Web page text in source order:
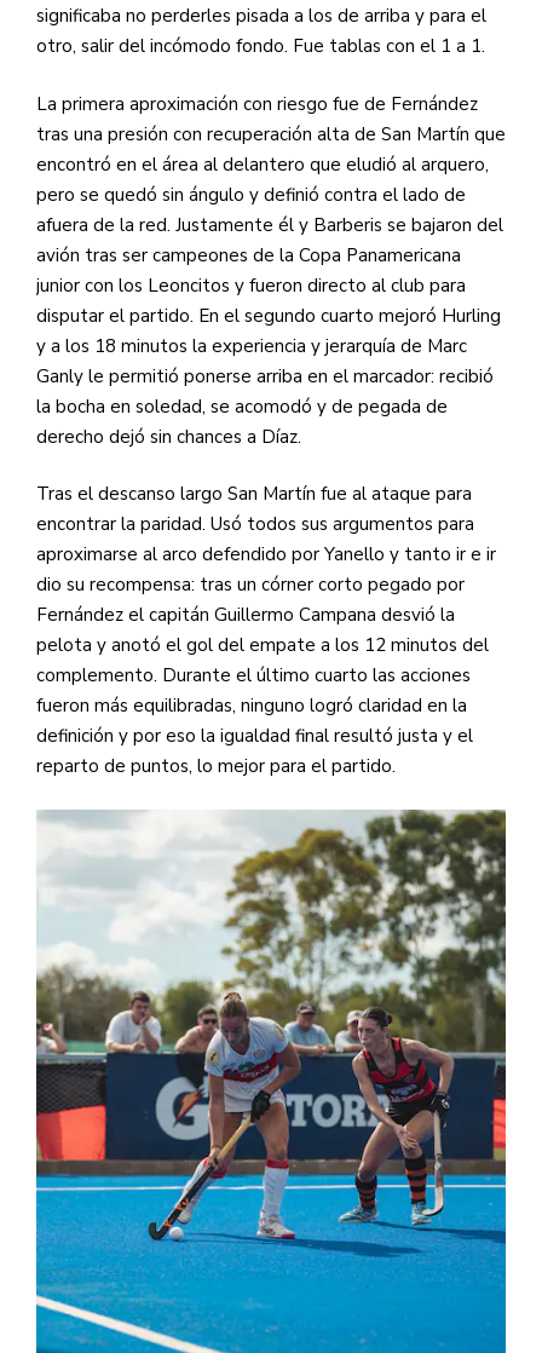
significaba no perderles pisada a los de arriba y para el
otro, salir del incómodo fondo. Fue tablas con el 1 a 1.
La primera aproximación con riesgo fue de Fernández
tras una presión con recuperación alta de San Martín que
encontró en el área al delantero que eludió al arquero,
pero se quedó sin ángulo y definió contra el lado de
afuera de la red. Justamente él y Barberis se bajaron del
avión tras ser campeones de la Copa Panamericana
junior con los Leoncitos y fueron directo al club para
disputar el partido. En el segundo cuarto mejoró Hurling
y a los 18 minutos la experiencia y jerarquía de Marc
Ganly le permitió ponerse arriba en el marcador: recibió
la bocha en soledad, se acomodó y de pegada de
derecho dejó sin chances a Díaz.
Tras el descanso largo San Martín fue al ataque para
encontrar la paridad. Usó todos sus argumentos para
aproximarse al arco defendido por Yanello y tanto ir e ir
dio su recompensa: tras un córner corto pegado por
Fernández el capitán Guillermo Campana desvió la
pelota y anotó el gol del empate a los 12 minutos del
complemento. Durante el último cuarto las acciones
fueron más equilibradas, ninguno logró claridad en la
definición y por eso la igualdad final resultó justa y el
reparto de puntos, lo mejor para el partido.